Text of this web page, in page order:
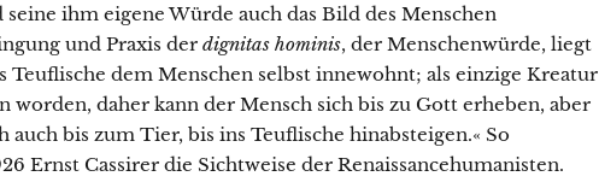
ihm eigene Würde auch das Bild des Menschen
und Praxis der dignitas hominis, der Menschenwürde, liegt
Teuflische dem Menschen selbst innewohnt; als einzige Kreatur
worden, daher kann der Mensch sich bis zu Gott erheben, aber
auch bis zum Tier, bis ins Teuflische hinabsteigen.« So
Ernst Cassirer die Sichtweise der Renaissancehumanisten.